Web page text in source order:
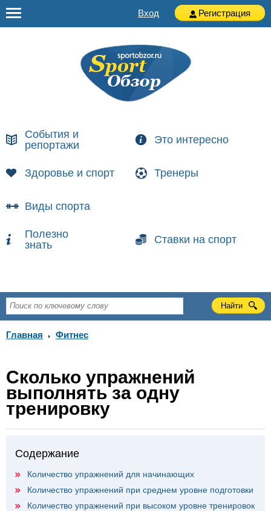
Вход Регистрация
События и
репортажи
Это интересно
Здоровье и спорт Тренеры
Виды спорта
Полезно
знать
Ставки на спорт
Главная Фитнес
Сколько упражнений
выполнять за одну
тренировку
Содержание
Количество упражнений для начинающих
Количество упражнений при среднем уровне подготовки
Количество упражнений при высоком уровне тренировок